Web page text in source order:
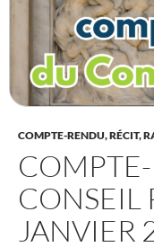
COMPTE-RENDU, RÉCIT,
CONSEIL
JANVIER